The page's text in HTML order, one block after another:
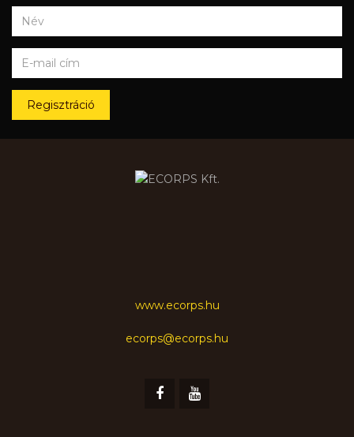
Regisztráció
www.ecorps.hu
ecorps@ecorps.hu